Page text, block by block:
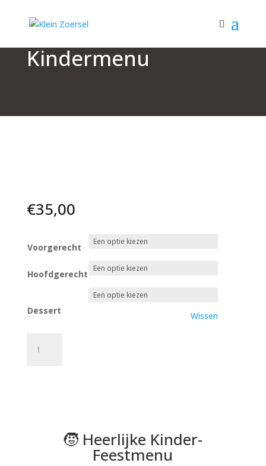
Kindermenu
€35,00
Voorgerecht
Hoofdgerecht
Dessert Wissen
aantal
🧒 Heerlijke Kinder-
Feestmenu